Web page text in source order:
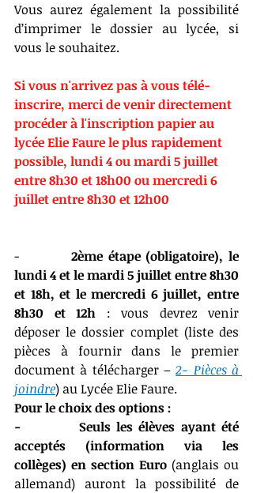
Vous aurez également la possibilité
d’imprimer le dossier au lycée, si
vous le souhaitez.
Si vous n'arrivez pas à vous télé-
inscrire, merci de venir directement
procéder à l'inscription papier au
lycée Elie Faure le plus rapidement
possible, lundi 4 ou mardi 5 juillet
entre 8h30 et 18h00 ou mercredi 6
juillet entre 8h30 et 12h00
- 2ème étape (obligatoire), le
lundi 4 et le mardi 5 juillet entre 8h30
et 18h, et le mercredi 6 juillet, entre
8h30 et 12h : vous devrez venir
déposer le dossier complet (liste des
pièces à fournir dans le premier
document à télécharger – 2- Pièces à
joindre) au Lycée Elie Faure.
Pour le choix des options :
-          Seuls les élèves ayant été
acceptés (information via les
collèges) en section Euro (anglais ou
allemand) auront la possibilité de